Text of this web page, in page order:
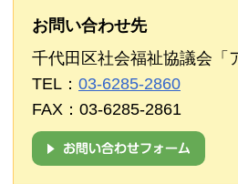
お問い合わせ先
千代田区社会福祉協議会「
TEL： 03-6285-2860
FAX：03-6285-2861